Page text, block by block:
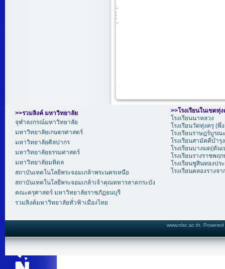
>>รวมลิงค์ มหาวิทยาลัย
จุฬาลงกรณ์มหาวิทยาลัย
มหาวิทยาลัยเกษตรศาสตร์
มหาวิทยาลัยศิลปากร
มหาวิทยาลัยธรรมศาสตร์
มหาวิทยาลัยมหิดล
สถาบันเทคโนโลยีพระจอมเกล้าพระนครเหนือ
สถาบันเทคโนโลยีพระจอมเกล้าเจ้าคุณทหารลาดกระบัง
คณะครุศาสตร์ มหาวิทยาลัยราชภัฏธนบุรี
รวมลิงค์มหาวิทยาลัยทั่วฟ้าเมืองไทย
>>โรงเรียนในเขตทุ่
โรงเรียนนาหลวง
โรงเรียนวัดทุ่งครุ (
โรงเรียนราษฎร์บูร
โรงเรียนสามัคคีบำรุง
โรงเรียนบางมด(ตัน
โรงเรียนรางราชพฤ
โรงเรียนชูสินทองป
โรงเรียนคลองรางจา
www.nlsc.ac.th,